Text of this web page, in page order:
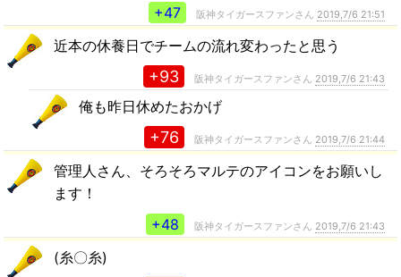
+47
阪神タイガースファンさん 2019,7/6 21:51
近本の休養日でチームの流れ変わったと思う
+93 阪神タイガースファンさん 2019,7/6 21:43
俺も昨日休めたおかげ
+76 阪神タイガースファンさん 2019,7/6 21:44
管理人さん、そろそろマルテのアイコンをお願いし
ます！
+48
阪神タイガースファンさん 2019,7/6 21:43
(糸〇糸)